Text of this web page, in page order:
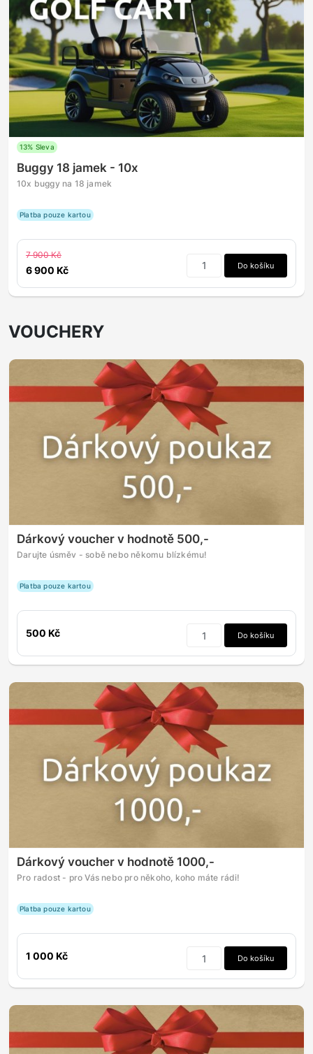
13% Sleva
Buggy 18 jamek - 10x
10x buggy na 18 jamek
Platba pouze kartou
7 900 Kč
6 900 Kč Do košíku
VOUCHERY
Dárkový voucher v hodnotě 500,-
Darujte úsměv - sobě nebo někomu blízkému!
Platba pouze kartou
500 Kč Do košíku
Dárkový voucher v hodnotě 1000,-
Pro radost - pro Vás nebo pro někoho, koho máte rádi!
Platba pouze kartou
1 000 Kč Do košíku